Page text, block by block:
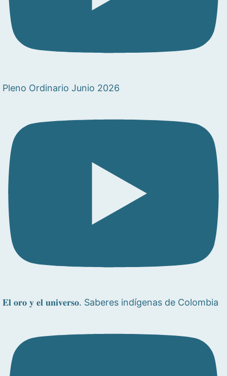
Pleno Ordinario Junio 2026
𝐄𝐥 𝐨𝐫𝐨 𝐲 𝐞𝐥 𝐮𝐧𝐢𝐯𝐞𝐫𝐬𝐨. Saberes indígenas de Colombia